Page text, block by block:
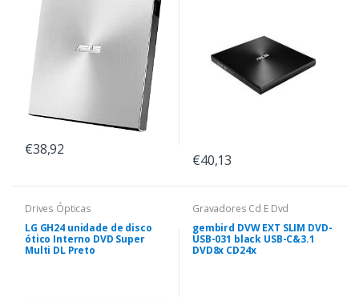
€38,92
€40,13
Drives Ópticas
LG GH24 unidade de disco
ótico Interno DVD Super
Multi DL Preto
Gravadores Cd E Dvd
gembird DVW EXT SLIM DVD-
USB-031 black USB-C&3.1
DVD8x CD24x